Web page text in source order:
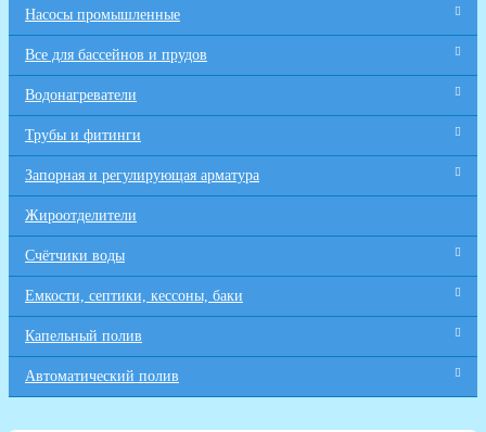
Насосы промышленные
Все для бaссейнов и прудов
Водонагреватели
Трубы и фитинги
Запорная и регулирующая арматура
Жироотделители
Счётчики воды
Емкости, септики, кессоны, баки
Капельный полив
Автоматический полив